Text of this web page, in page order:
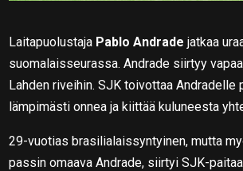
Laitapuolustaja Pablo Andrade jatkaa
suomalaisseurassa. Andrade siirtyy
Lahden riveihin. SJK toivottaa Andradelle
lämpimästi onnea ja kiittää kuluneesta
29-vuotias brasilialaissyntyinen, mutta
passin omaava Andrade, siirtyi SJK-